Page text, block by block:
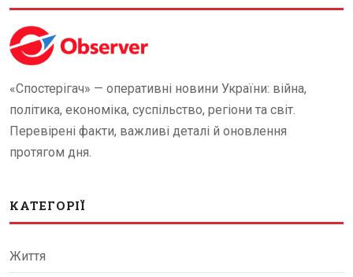
«Спостерігач» — оперативні новини України: війна,
політика, економіка, суспільство, регіони та світ.
Перевірені факти, важливі деталі й оновлення
протягом дня.
КАТЕГОРІЇ
Життя